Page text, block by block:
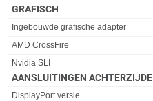
GRAFISCH
Eigenschap Waarde
Ingebouwde grafische adapter
AMD CrossFire
Nvidia SLI
AANSLUITINGEN ACHTERZIJDE
Eigenschap Waarde
DisplayPort versie